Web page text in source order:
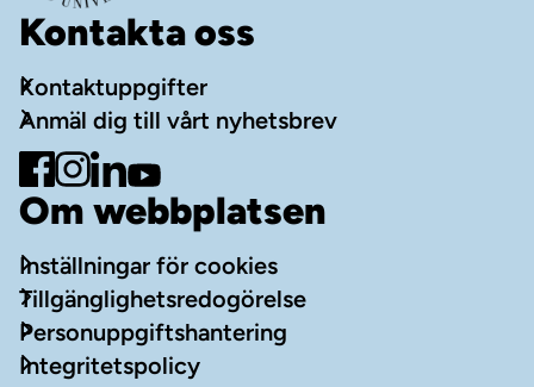
Kontakta oss
Kontaktuppgifter
Anmäl dig till vårt nyhetsbrev
Gå till Facebook
Gå till Instagram
Gå till LinkedIn
Gå till YouTube
Om webbplatsen
Inställningar för cookies
Tillgänglighetsredogörelse
Personuppgiftshantering
Integritetspolicy